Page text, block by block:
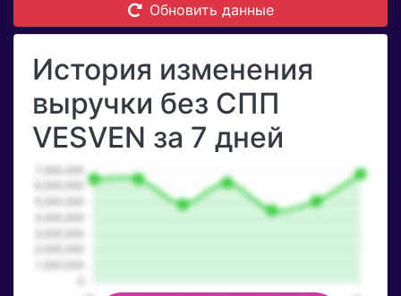
Обновить данные
История изменения
выручки без СПП
VESVEN за 7 дней